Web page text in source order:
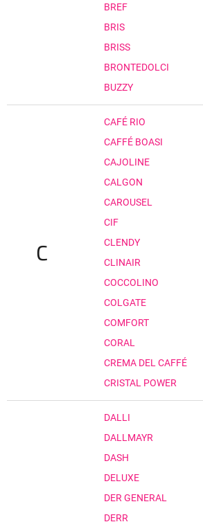
BREF
BRIS
BRISS
BRONTEDOLCI
BUZZY
C
CAFÉ RIO
CAFFÉ BOASI
CAJOLINE
CALGON
CAROUSEL
CIF
CLENDY
CLINAIR
COCCOLINO
COLGATE
COMFORT
CORAL
CREMA DEL CAFFÉ
CRISTAL POWER
DALLI
DALLMAYR
DASH
DELUXE
DER GENERAL
DERR